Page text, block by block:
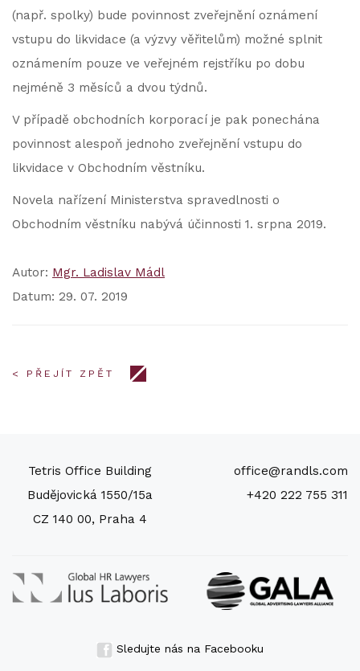
(např. spolky) bude povinnost zveřejnění oznámení
vstupu do likvidace (a výzvy věřitelům) možné splnit
oznámením pouze ve veřejném rejstříku po dobu
nejméně 3 měsíců a dvou týdnů.
V případě obchodních korporací je pak ponechána
povinnost alespoň jednoho zveřejnění vstupu do
likvidace v Obchodním věstníku.
Novela nařízení Ministerstva spravedlnosti o
Obchodním věstníku nabývá účinnosti 1. srpna 2019.
Autor: Mgr. Ladislav Mádl
Datum: 29. 07. 2019
< PŘEJÍT ZPĚT
Tetris Office Building
Budějovická 1550/15a
CZ 140 00, Praha 4
office@randls.com
+420 222 755 311
Sledujte nás na Facebooku